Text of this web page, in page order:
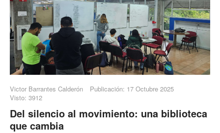
Victor Barrantes Calderón
Publicación: 17 Octubre 2025
Visto: 3912
Del silencio al movimiento: una biblioteca
que cambia